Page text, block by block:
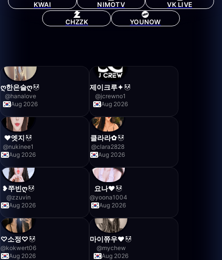
KWAI NIMOTV VK LIVE
CHZZK YOUNOW
ღ한은슬ღ
@hanalove
Aug 2026
제이크루✦
@jcrewno1
Aug 2026
❤️엣지
@nukinee1
Aug 2026
클라라✿
@clara2828
Aug 2026
❥쭈빈ღ
@zzuvin
Aug 2026
요나❤️
@yoona1004
Aug 2026
♡소정♡
@kokwert06
Aug 2026
마이쮸우❤️
@mychew
Aug 2026